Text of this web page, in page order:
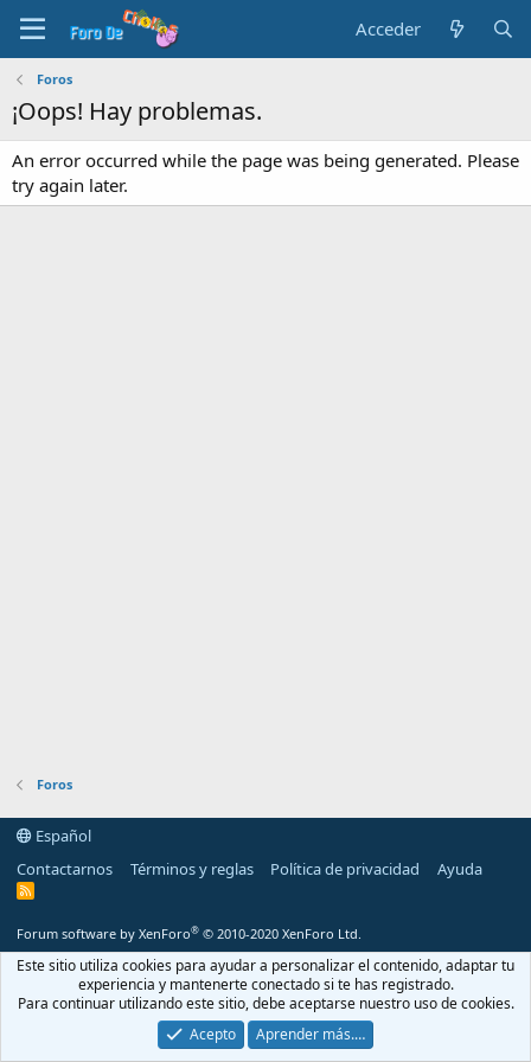
Acceder
Foros
¡Oops! Hay problemas.
An error occurred while the page was being generated. Please
try again later.
Foros
Español
Contactarnos
Términos y reglas Política de privacidad Ayuda
R
Forum software by XenForo® © 2010-2020 XenForo Ltd.
Este sitio utiliza cookies para ayudar a personalizar el contenido, adaptar tu
experiencia y mantenerte conectado si te has registrado.
Para continuar utilizando este sitio, debe aceptarse nuestro uso de cookies.
Acepto
Aprender más.…